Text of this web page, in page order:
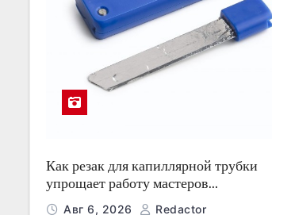
Как резак для капиллярной трубки
упрощает работу мастеров
холодильного оборудования
Авг 6, 2026 Redactor